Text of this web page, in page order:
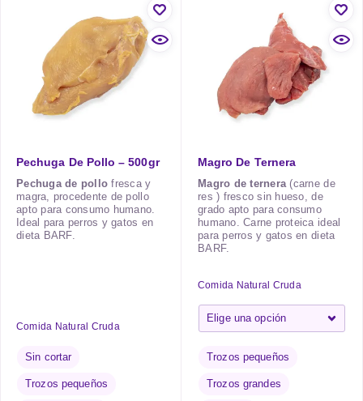
Pechuga De Pollo – 500gr
Pechuga de pollo fresca y
magra, procedente de pollo
apto para consumo humano.
Ideal para perros y gatos en
dieta BARF.
Comida Natural Cruda
Sin cortar
Trozos pequeños
Magro De Ternera
Magro de ternera(carne de
res ) fresco sin hueso, de
grado apto para consumo
humano. Carne proteica ideal
para perros y gatos en dieta
BARF.
Comida Natural Cruda
Trozos pequeños
Trozos grandes